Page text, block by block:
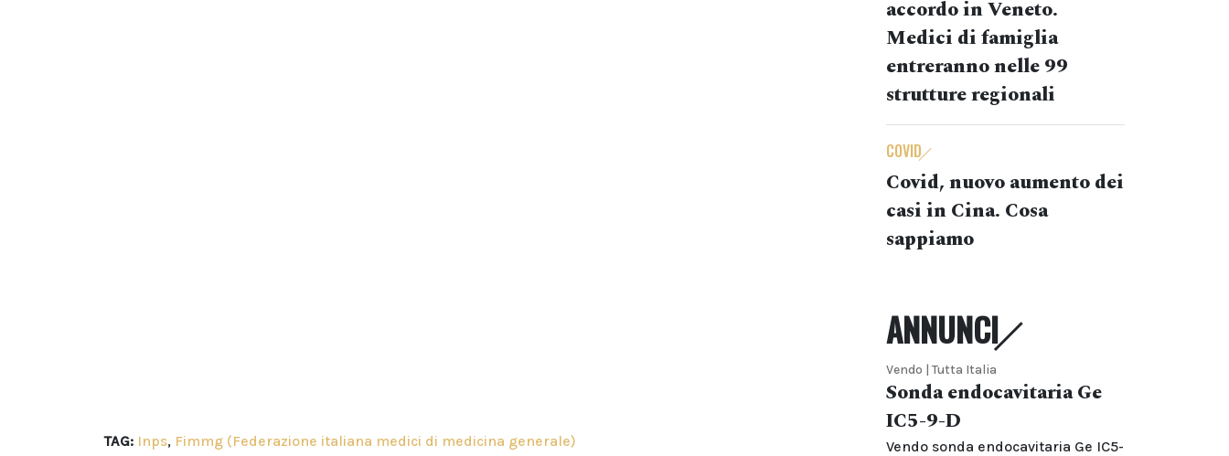
TAG: Inps, Fimmg (Federazione italiana medici di medicina generale)
accordo in Veneto.
Medici di famiglia
entreranno nelle 99
strutture regionali
COVID
Covid, nuovo aumento dei
casi in Cina. Cosa
sappiamo
ANNUNCI
Vendo | Tutta Italia
Sonda endocavitaria Ge
IC5-9-D
Vendo sonda endocavitaria Ge IC5-